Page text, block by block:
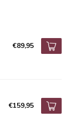
€89,95
€159,95